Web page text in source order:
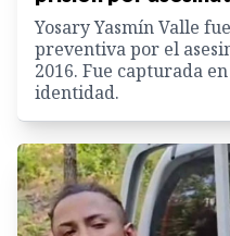
Yosary Yasmín Valle
preventiva por el
2016. Fue capturada
identidad.